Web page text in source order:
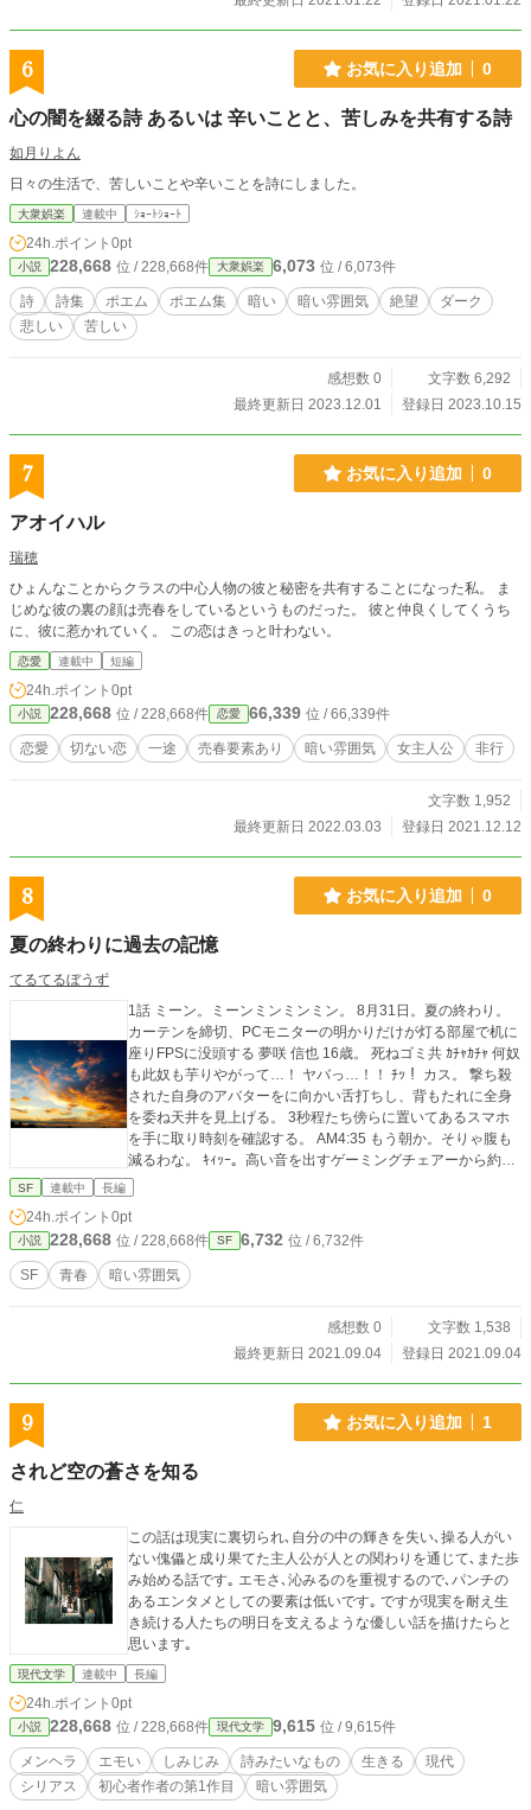
6 お気に入り追加 0
心の闇を綴る詩 あるいは 辛いことと、苦しみを共有する詩
如月りよん
日々の生活で、苦しいことや辛いことを詩にしました。
大衆娯楽 連載中 ｼｮｰﾄｼｮｰﾄ
24h.ポイント 0pt
小説 228,668 位 / 228,668件 大衆娯楽 6,073 位 / 6,073件
詩 詩集 ポエム ポエム集 暗い 暗い雰囲気 絶望
ダーク
悲しい
苦しい
感想数 0
文字数 6,292
最終更新日 2023.12.01
登録日 2023.10.15
7 お気に入り追加 0
アオイハル
瑞穂
ひょんなことからクラスの中心人物の彼と秘密を共有することになった私。 ま
じめな彼の裏の顔は売春をしているというものだった。 彼と仲良くしてくうち
に、彼に惹かれていく。 この恋はきっと叶わない。
恋愛 連載中 短編
24h.ポイント 0pt
小説 228,668 位 / 228,668件 恋愛 66,339 位 / 66,339件
恋愛 切ない恋 一途 売春要素あり 暗い雰囲気 女主人公 非行
文字数 1,952
最終更新日 2022.03.03
登録日 2021.12.12
8 お気に入り追加 0
夏の終わりに過去の記憶
てるてるぼうず
1話 ミーン。ミーンミンミンミン。 8月31日。夏の終わり。
カーテンを締切、PCモニターの明かりだけが灯る部屋で机に
座りFPSに没頭する 夢咲 信也 16歳。 死ねゴミ共 ｶﾁｬｶﾁｬ 何奴
も此奴も芋りやがって…！ ヤバっ…！！ ﾁｯ！ カス。 撃ち殺
された自身のアバターをに向かい舌打ちし、背もたれに全身
を委ね天井を見上げる。 3秒程たち傍らに置いてあるスマホ
を手に取り時刻を確認する。 AM4:35 もう朝か。そりゃ腹も
減るわな。 ｷｨｯｰ。高い音を出すゲーミングチェアーから約10
時間ぶりに二足歩行を行う。 コンビニ行こ…。 PC画面をつ
を出る。 足を止め薄暗い空を見上げ呟く信也 何時から…こん
な人生になったんだろう 子供の頃は楽しかったな… 信也！
後ろから透明感が有るが甘い声が静寂に満ちた歩道に響き渡
る。 …っ！ 肩をすくめ驚き、声のする方へ目を向ける信也。
と、とてもラスな格好の女の子が後ろに手を組み立ってい
を見開く。 と同時に身体に力が入らなく成り視野が狭まり色
彩が失われ倒れていると実感しながら目の前が空に向かって
行く。 目の前が真っ暗に成り意識を失う。 俺はこの聞き慣れ
休み明けで新しい小学校に転校していた。 今日から新しいク
ラスの仲間になる夢咲信也君です。 ぱちぱちぱちぱち。 担任
の先生の紹介で頭を軽く下げ誘導された席へと向かう信也。
作業とかした拍手と好奇の目に苛まれながらも席に着き座
る。 はい！では、授業を始めます。 教科書の… 帰りの会が
終わり教科書をランドセルに終い帰り支度を進めていると、
前に座っていた女の子が後ろを振り向き椅子の背もたれに片
手を着き無垢な笑顔で話しかけてくる。 信也君ってどこに住
んでるのっ？ えっ。7丁目… そうなのっ！？ 私もだよっ！ じ
ゃ！一緒に帰ろ！ 立ち上がり信也の机に両手を押し当て前か
がみで話しかける。 えっ…あっいいよ…。 斜め下を向いて問
に答える。 本当？！やった！！ 私ね！結衣って言うのっ！
今日からよろしくねっ！！ その声は透明感が有りとても甘い
SF 連載中 長編
24h.ポイント 0pt
小説 228,668 位 / 228,668件 SF 6,732 位 / 6,732件
SF 青春 暗い雰囲気
感想数 0
文字数 1,538
最終更新日 2021.09.04
登録日 2021.09.04
9 お気に入り追加 1
されど空の蒼さを知る
仁
この話は現実に裏切られ､自分の中の輝きを失い､操る人がい
ない傀儡と成り果てた主人公が人との関わりを通じて､また歩
み始める話です｡ エモさ､沁みるのを重視するので､パンチの
あるエンタメとしての要素は低いです｡ ですが現実を耐え生
き続ける人たちの明日を支えるような優しい話を描けたらと
思います｡
現代文学 連載中 長編
24h.ポイント 0pt
小説 228,668 位 / 228,668件 現代文学 9,615 位 / 9,615件
メンヘラ エモい しみじみ 詩みたいなもの 生きる
現代
シリアス
初心者作者の第1作目 暗い雰囲気